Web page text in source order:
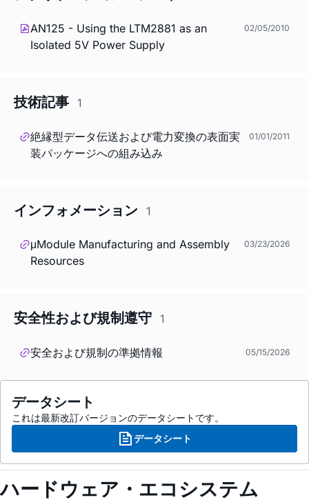
AN125 - Using the LTM2881 as an
Isolated 5V Power Supply
02/05/2010
技術記事 1
絶縁型データ伝送および電力変換の表面実
装パッケージへの組み込み
01/01/2011
インフォメーション 1
μModule Manufacturing and Assembly
Resources
03/23/2026
安全性および規制遵守 1
安全および規制の準拠情報 05/15/2026
データシート
これは最新改訂バージョンのデータシートです。
データシート
ハードウェア・エコシステム